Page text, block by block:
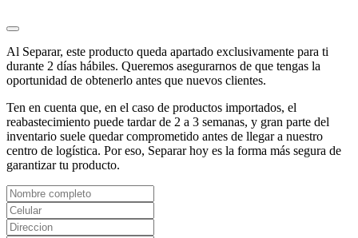
Al Separar, este producto queda apartado exclusivamente para ti
durante 2 días hábiles. Queremos asegurarnos de que tengas la
oportunidad de obtenerlo antes que nuevos clientes.
Ten en cuenta que, en el caso de productos importados, el
reabastecimiento puede tardar de 2 a 3 semanas, y gran parte del
inventario suele quedar comprometido antes de llegar a nuestro
centro de logística. Por eso, Separar hoy es la forma más segura de
garantizar tu producto.